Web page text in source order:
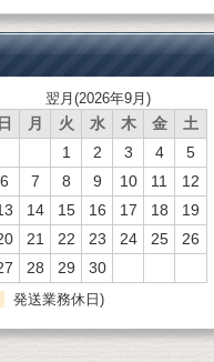
翌月(2026年9月)
日 月 火 水 木 金
土
1
2 3 4
5
6
7 8 9 10 11
12
14 15 16 17 18
19
21 22 23 24 25
26
28 29 30
発送業務休日)